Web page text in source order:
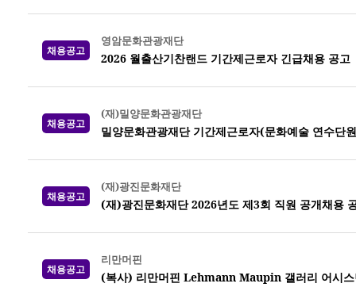
채용공고
영암문화관광재단
2026 월출산기찬랜드 기간제근로자 긴급채용 공고
채용공고
(재)밀양문화관광재단
밀양문화관광재단 기간제근로자(문화예술 연수단
채용공고
(재)광진문화재단
(재)광진문화재단 2026년도 제3회 직원 공개채용
채용공고
리만머핀
(복사) 리만머핀 Lehmann Maupin 갤러리 어시스